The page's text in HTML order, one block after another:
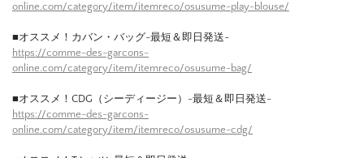
online.com/category/item/itemreco/osusume-play-blouse/
■オススメ！カバン・バッグ-最短＆即日発送-
https://comme-des-garcons-
online.com/category/item/itemreco/osusume-bag/
■オススメ！CDG（シーディージー）-最短＆即日発送-
https://comme-des-garcons-
online.com/category/item/itemreco/osusume-cdg/